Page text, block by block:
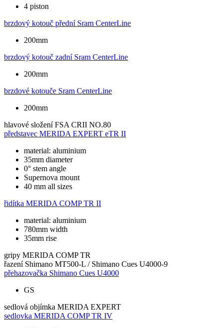
4 piston
brzdový kotouč přední Sram CenterLine
200mm
brzdový kotouč zadní Sram CenterLine
200mm
brzdové kotouče Sram CenterLine
200mm
hlavové složení FSA CRII NO.80
představec MERIDA EXPERT eTR II
material: aluminium
35mm diameter
0° stem angle
Supernova mount
40 mm all sizes
řidítka MERIDA COMP TR II
material: aluminium
780mm width
35mm rise
gripy MERIDA COMP TR
řazení Shimano MT500-L / Shimano Cues U4000-9
přehazovačka Shimano Cues U4000
GS
sedlová objímka MERIDA EXPERT
sedlovka MERIDA COMP TR IV